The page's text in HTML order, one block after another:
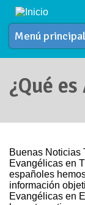
Pasar al contenido
Menú principal
¿Qué
Se
Buenas Noticias
Evangélicas en
españoles
información
Evangélicas en